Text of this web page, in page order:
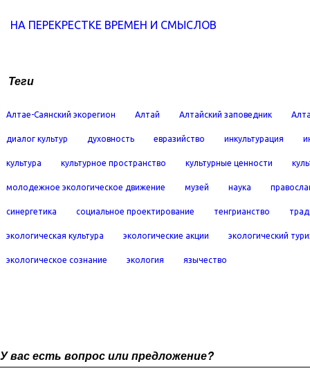
НА ПЕРЕКРЕСТКЕ ВРЕМЕН И СМЫСЛОВ
Теги
Алтае-Саянский экорегион Алтай Алтайский заповедник
диалог культур духовность евразийство инкультурация
культура культурное пространство культурные ценности
молодежное экологическое движение музей наука
синергетика социальное проектирование тенгрианство
экологическая культура экологические акции экологический
экологическое сознание экология язычество
У вас есть вопрос или предложение?